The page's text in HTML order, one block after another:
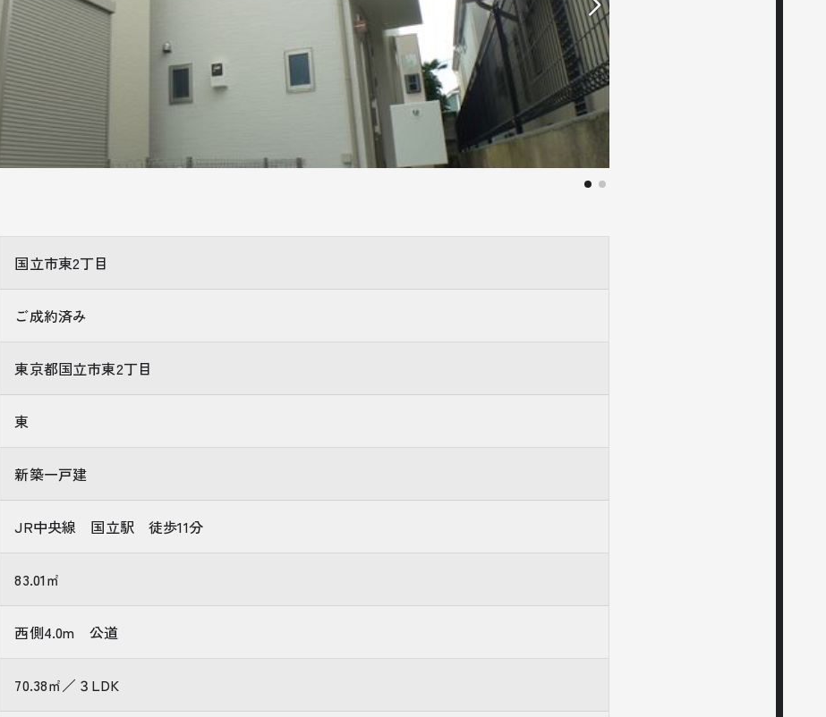
国立市東2丁目
ご成約済み
東京都国立市東2丁目
東
新築一戸建
JR中央線 国立駅 徒歩11分
83.01㎡
西側4.0m 公道
70.38㎡／３LDK